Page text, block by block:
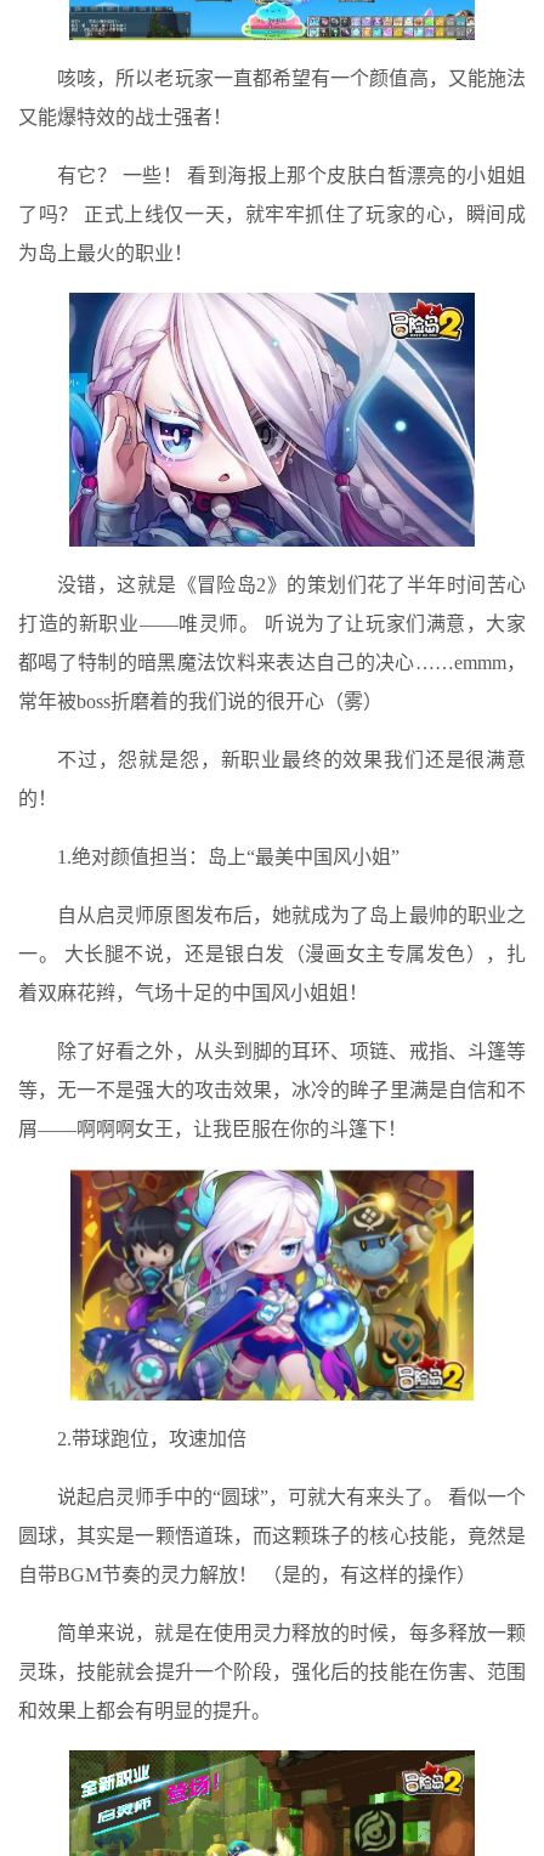
咳咳，所以老玩家一直都希望有一个颜值高，又能施法
又能爆特效的战士强者！
有它？ 一些！ 看到海报上那个皮肤白皙漂亮的小姐姐
了吗？ 正式上线仅一天，就牢牢抓住了玩家的心，瞬间成
为岛上最火的职业！
没错，这就是《冒险岛2》的策划们花了半年时间苦心
打造的新职业——唯灵师。 听说为了让玩家们满意，大家
都喝了特制的暗黑魔法饮料来表达自己的决心……emmm，
常年被boss折磨着的我们说的很开心（雾）
不过，怨就是怨，新职业最终的效果我们还是很满意
的！
1.绝对颜值担当：岛上“最美中国风小姐”
自从启灵师原图发布后，她就成为了岛上最帅的职业之
一。 大长腿不说，还是银白发（漫画女主专属发色），扎
着双麻花辫，气场十足的中国风小姐姐！
除了好看之外，从头到脚的耳环、项链、戒指、斗篷等
等，无一不是强大的攻击效果，冰冷的眸子里满是自信和不
屑——啊啊啊女王，让我臣服在你的斗篷下！
2.带球跑位，攻速加倍
说起启灵师手中的“圆球”，可就大有来头了。 看似一个
圆球，其实是一颗悟道珠，而这颗珠子的核心技能，竟然是
自带BGM节奏的灵力解放！ （是的，有这样的操作）
简单来说，就是在使用灵力释放的时候，每多释放一颗
灵珠，技能就会提升一个阶段，强化后的技能在伤害、范围
和效果上都会有明显的提升。